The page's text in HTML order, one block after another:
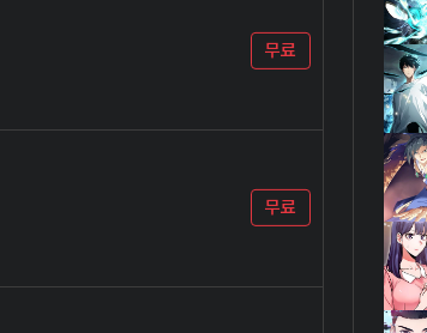
무료
무료